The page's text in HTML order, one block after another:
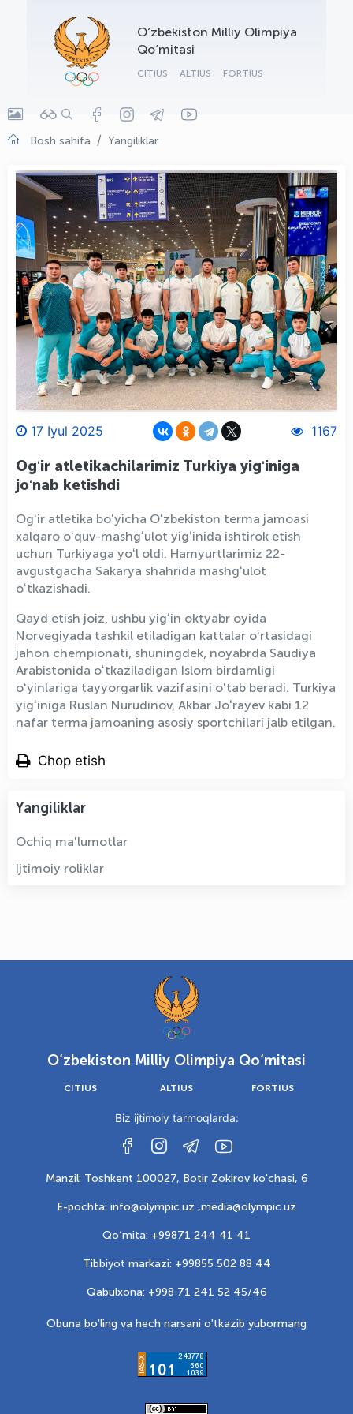
O‘zbekiston Milliy Olimpiya
Qo‘mitasi
CITIUS ALTIUS FORTIUS
Bosh sahifa Yangiliklar
17 Iyul 2025 1167
Ogʻir atletikachilarimiz Turkiya yigʻiniga
joʻnab ketishdi
Ogʻir atletika boʻyicha Oʻzbekiston terma jamoasi
xalqaro oʻquv-mashgʻulot yigʻinida ishtirok etish
uchun Turkiyaga yoʻl oldi. Hamyurtlarimiz 22-
avgustgacha Sakarya shahrida mashgʻulot
oʻtkazishadi.
Qayd etish joiz, ushbu yigʻin oktyabr oyida
Norvegiyada tashkil etiladigan kattalar oʻrtasidagi
jahon chempionati, shuningdek, noyabrda Saudiya
Arabistonida oʻtkaziladigan Islom birdamligi
oʻyinlariga tayyorgarlik vazifasini oʻtab beradi. Turkiya
yigʻiniga Ruslan Nurudinov, Akbar Joʻrayev kabi 12
nafar terma jamoaning asosiy sportchilari jalb etilgan.
Chop etish
Yangiliklar
Ochiq ma'lumotlar
Ijtimoiy roliklar
O‘zbekiston Milliy Olimpiya Qo‘mitasi
CITIUS ALTIUS FORTIUS
Biz ijtimoiy tarmoqlarda:
Manzil: Toshkent 100027, Botir Zokirov ko'chasi, 6
E-pochta: info@olympic.uz ,media@olympic.uz
Qo‘mita: +99871 244 41 41
Tibbiyot markazi: +99855 502 88 44
Qabulxona: +998 71 241 52 45/46
Obuna bo'ling va hech narsani o'tkazib yubormang
OLYMPCHIK AI - yordamchi
Onlayn · olympic.uz